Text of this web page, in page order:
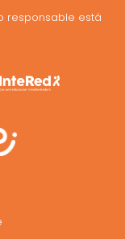
responsable está